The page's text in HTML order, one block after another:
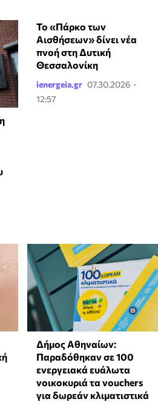
Το «Πάρκο των
Αισθήσεων» δίνει νέα
πνοή στη Δυτική
Θεσσαλονίκη
ienergeia.gr 07.30.2026 -
12:57
Δήμος Αθηναίων:
Παραδόθηκαν σε 100
ενεργειακά ευάλωτα
νοικοκυριά τα vouchers
για δωρεάν κλιματιστικά